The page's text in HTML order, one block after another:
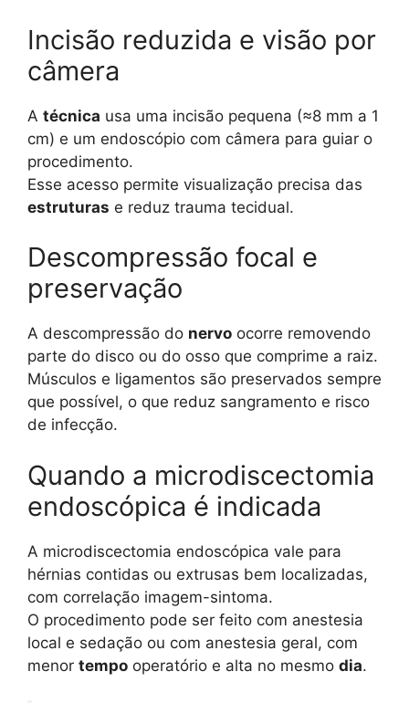
Incisão reduzida e visão por
câmera
A técnica usa uma incisão pequena (≈8 mm a 1
cm) e um endoscópio com câmera para guiar o
procedimento.
Esse acesso permite visualização precisa das
estruturas e reduz trauma tecidual.
Descompressão focal e
preservação
A descompressão do nervo ocorre removendo
parte do disco ou do osso que comprime a raiz.
Músculos e ligamentos são preservados sempre
que possível, o que reduz sangramento e risco
de infecção.
Quando a microdiscectomia
endoscópica é indicada
A microdiscectomia endoscópica vale para
hérnias contidas ou extrusas bem localizadas,
com correlação imagem-sintoma.
O procedimento pode ser feito com anestesia
local e sedação ou com anestesia geral, com
menor tempo operatório e alta no mesmo dia.